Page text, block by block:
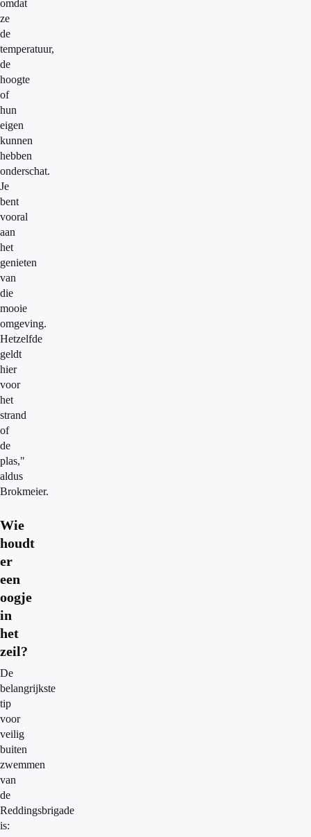
omdat
ze
de
temperatuur,
de
hoogte
of
hun
eigen
kunnen
hebben
onderschat.
Je
bent
vooral
aan
het
genieten
van
die
mooie
omgeving.
Hetzelfde
geldt
hier
voor
het
strand
of
de
plas,"
aldus
Brokmeier.
Wie
houdt
er
een
oogje
in
het
zeil?
De
belangrijkste
tip
voor
veilig
buiten
zwemmen
van
de
Reddingsbrigade
is: